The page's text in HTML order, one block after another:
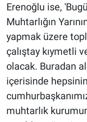
Erenoğlu ise,
Muhtarlığın
yapmak üzere
çalıştay kıymetli
olacak. Buradan
içerisinde
muhtarlık